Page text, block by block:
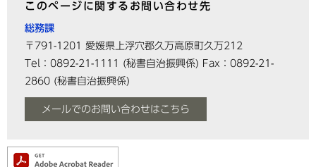
このページに関するお問い合わせ先
総務課
〒791-1201
愛媛県上浮穴郡久万高原町久万212
Tel：0892-21-1111
(秘書自治振興係) Fax：0892-21-
2860 (秘書自治振興係)
メールでのお問い合わせはこちら